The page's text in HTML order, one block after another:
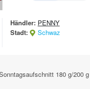
Händler: PENNY
Stadt:
Schwaz
180 g/200 g